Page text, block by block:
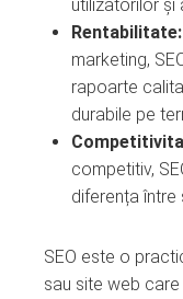
utilizatorilor și
Rentabilitate:
marketing,
rapoarte
durabile pe
competitiv,
diferența între
SEO este o
sau site web